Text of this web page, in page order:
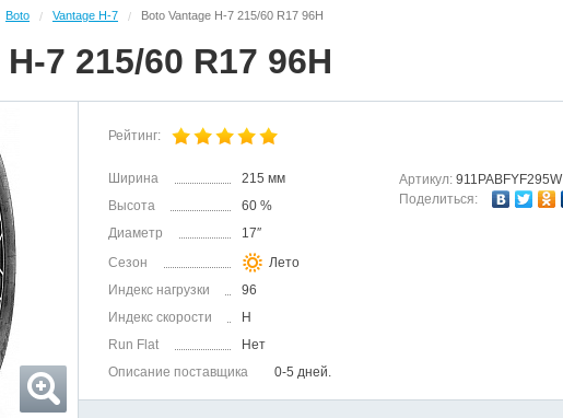
Boto / Vantage H-7 / Boto Vantage H-7 215/60 R17 96H
7 215/60 R17 96H
Рейтинг:
Ширина
215 мм
Высота
60 %
Диаметр
17″
Сезон
Лето
Индекс нагрузки
96
Индекс скорости
H
Run Flat
Нет
Описание поставщика
0-5 дней.
Артикул: 911PABFYF295W
Поделиться: